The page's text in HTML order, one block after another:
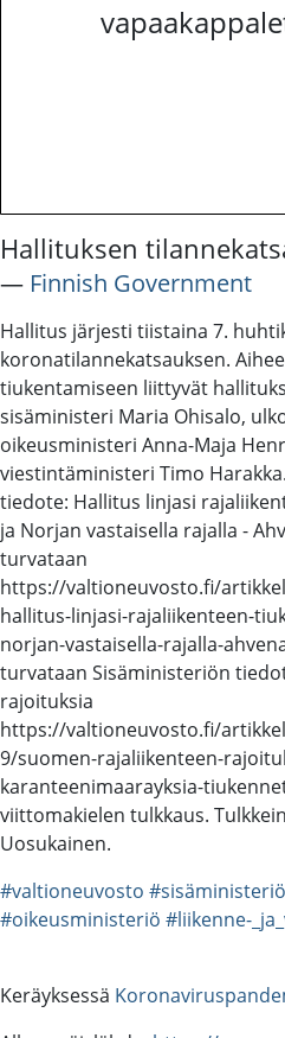
Hallituksen
― Finnish Government
Hallitus järjesti tiistaina 7.
koronatilannekatsauksen.
tiukentamiseen liittyvät
sisäministeri Maria Ohisalo,
oikeusministeri Anna-Maja
viestintäministeri Timo
tiedote: Hallitus linjasi
ja Norjan vastaisella rajalla -
turvataan
https://valtioneuvosto.fi/
hallitus-linjasi-rajaliikenteen-
norjan-vastaisella-rajalla-
turvataan Sisäministeriön
rajoituksia
https://valtioneuvosto.fi/
9/suomen-rajaliikenteen-
karanteenimaarayksia-
viittomakielen tulkkaus.
Uosukainen.
#valtioneuvosto #sisäministeriö
#oikeusministeriö #liikenne-
Keräyksessä